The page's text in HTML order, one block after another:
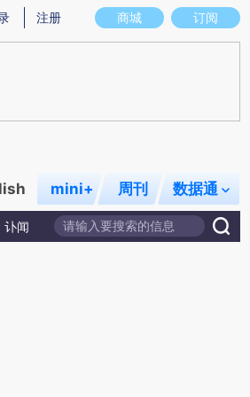
实意图存在偏差。不代表财新观点和立场。推荐
商城 订阅
注册
mini+ 周刊 数据通
讣闻